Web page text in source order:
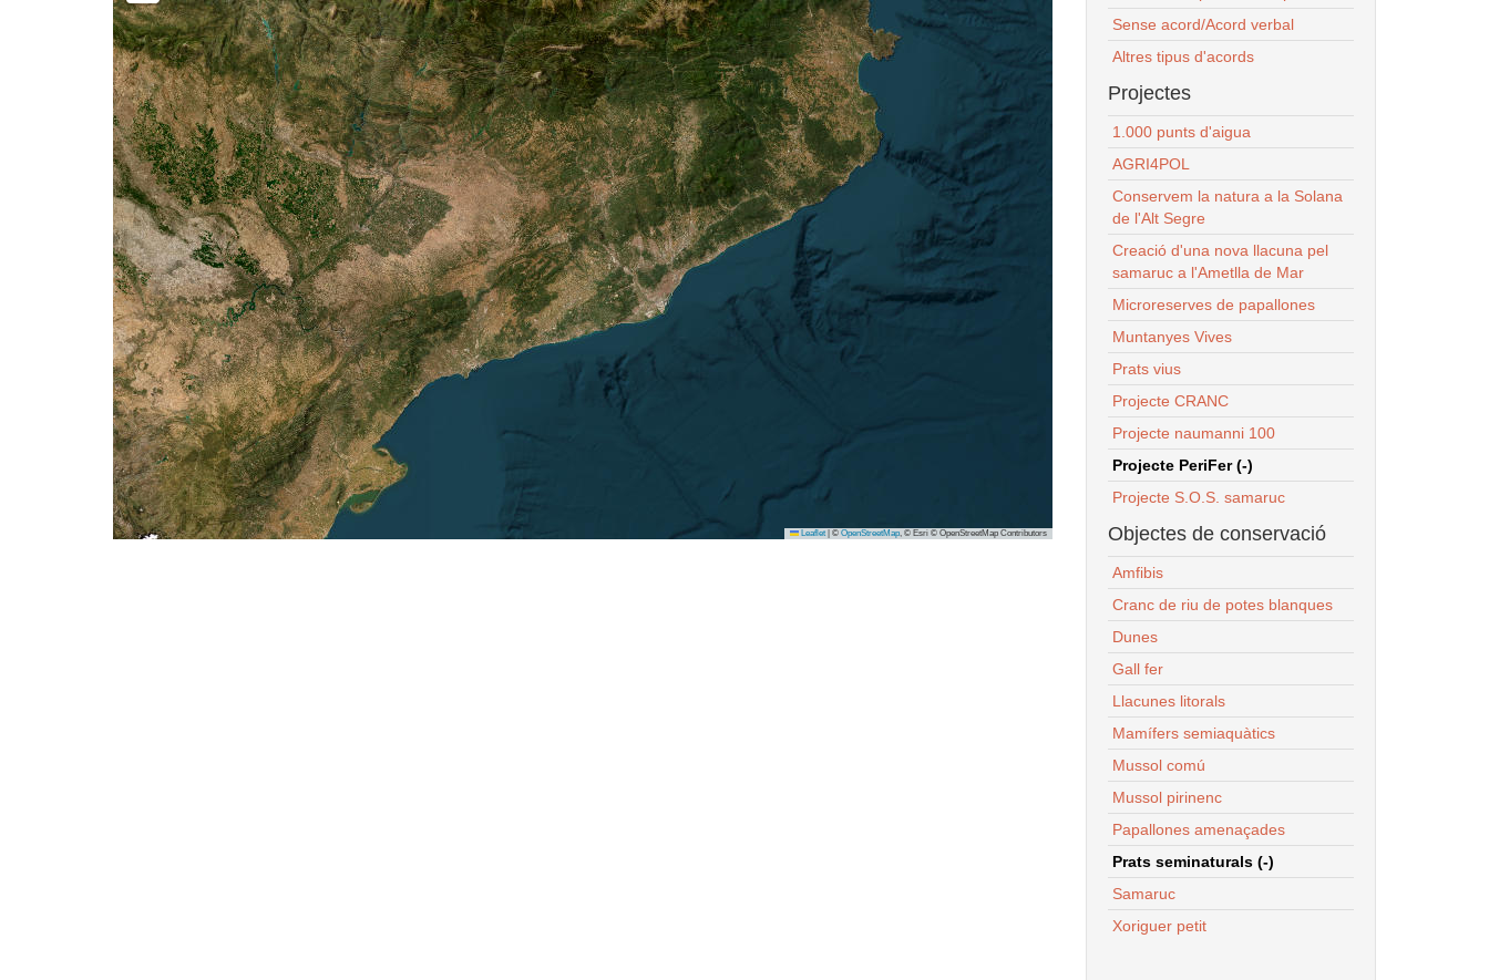
Leaflet © OpenStreetMap, © Esri © OpenStreetMap Contributors
Sense acord/Acord verbal
Altres tipus d'acords
Projectes
1.000 punts d'aigua
AGRI4POL
Conservem la natura a la Solana
de l'Alt Segre
Creació d'una nova llacuna pel
samaruc a l'Ametlla de Mar
Microreserves de papallones
Muntanyes Vives
Prats vius
Projecte CRANC
Projecte naumanni 100
Projecte PeriFer (-)
Projecte S.O.S. samaruc
Objectes de conservació
Amfibis
Cranc de riu de potes blanques
Dunes
Gall fer
Llacunes litorals
Mamífers semiaquàtics
Mussol comú
Mussol pirinenc
Papallones amenaçades
Prats seminaturals (-)
Samaruc
Xoriguer petit